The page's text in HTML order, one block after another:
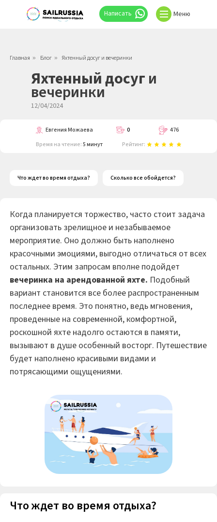
⠀Написать Меню
Главная » Блог » Яхтенный досуг и вечеринки
Яхтенный досуги
вечеринки
12/04/2024
Время на чтение:5 минут
Евгения Можаева 0
476
Рейтинг:
Что ждет во время отдыха? Сколько все обойдется?
Когда планируется торжество, часто стоит задача
организовать зрелищное и незабываемое
мероприятие. Оно должно быть наполнено
красочными эмоциями, выгодно отличаться от всех
остальных. Этим запросам вполне подойдет
вечеринка на арендованной яхте. Подобный
вариант становится все более распространенным
последнее время. Это понятно, ведь мгновения,
проведенные на современной, комфортной,
роскошной яхте надолго остаются в памяти,
вызывают в душе особенный восторг. Путешествие
будет наполнено красивыми видами и
потрясающими ощущениями.
Что ждет во время отдыха?